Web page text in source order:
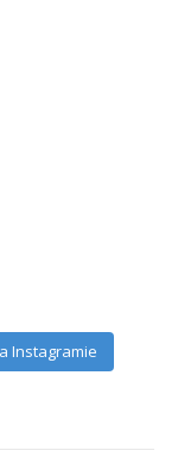
Instagramie